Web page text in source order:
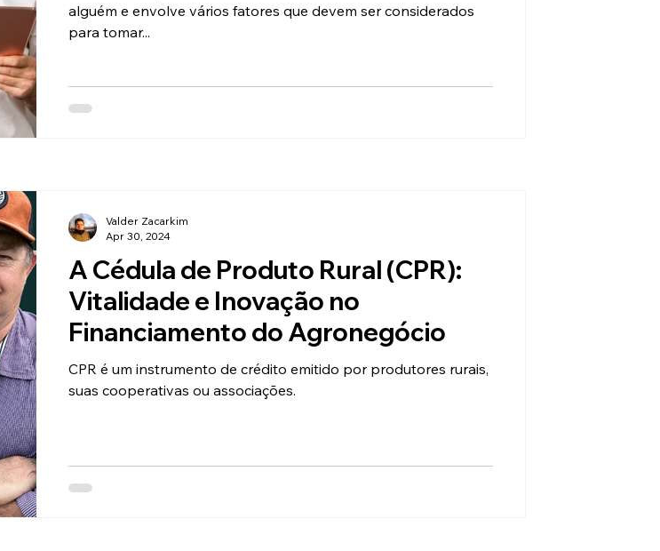
alguém e envolve vários fatores que devem ser considerados
para tomar...
A Cédula de Produto Rural (CPR):
Vitalidade e Inovação no
Financiamento do Agronegócio
CPR é um instrumento de crédito emitido por produtores rurais,
suas cooperativas ou associações.
Valder Zacarkim
Apr 30, 2024